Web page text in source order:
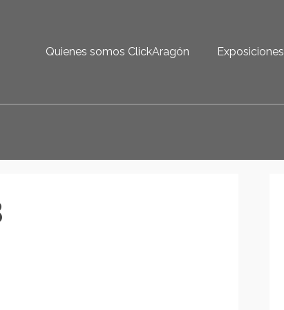
Quienes somos ClickAragón Exposiciones